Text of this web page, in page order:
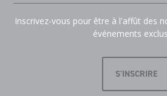
Inscrivez-vous pour être à l'affût des
événements
S'INSCRIRE